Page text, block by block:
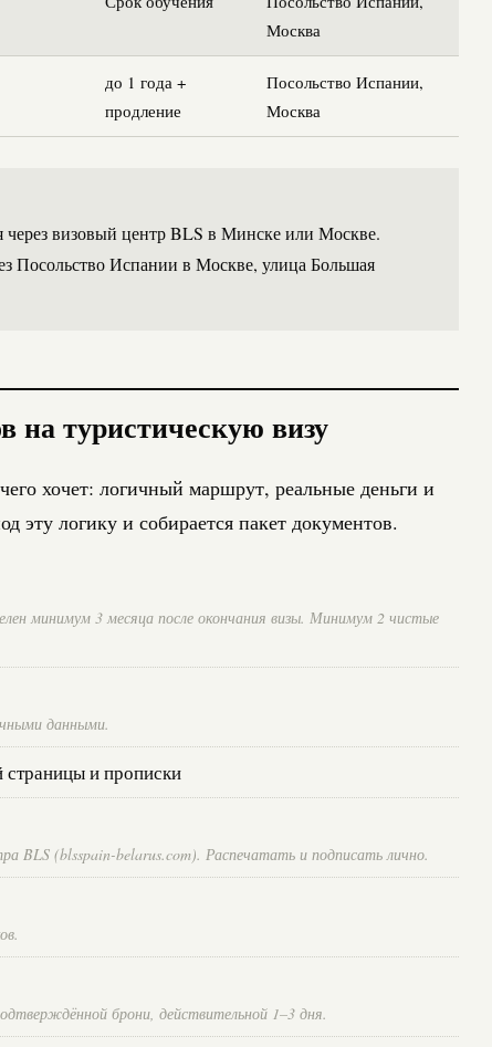
Москва
до 1 года +
продление
Посольство Испании,
Москва
визовый центр BLS в Минске или Москве.
Посольство Испании в Москве, улица Большая
на туристическую визу
хочет: логичный маршрут, реальные деньги и
логику и собирается пакет документов.
минимум 3 месяца после окончания визы. Минимум 2 чистые
данными.
страницы и прописки
BLS (blsspain-belarus.com). Распечатать и подписать лично.
брони, действительной 1–3 дня.